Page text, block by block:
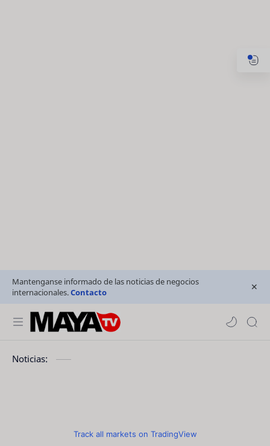
Mantenganse informado de las noticias de negocios
internacionales.Contacto
Noticias:
Track all markets on TradingView